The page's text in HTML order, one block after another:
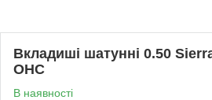
Вкладиші шатунні 0.50
OHC
В наявності